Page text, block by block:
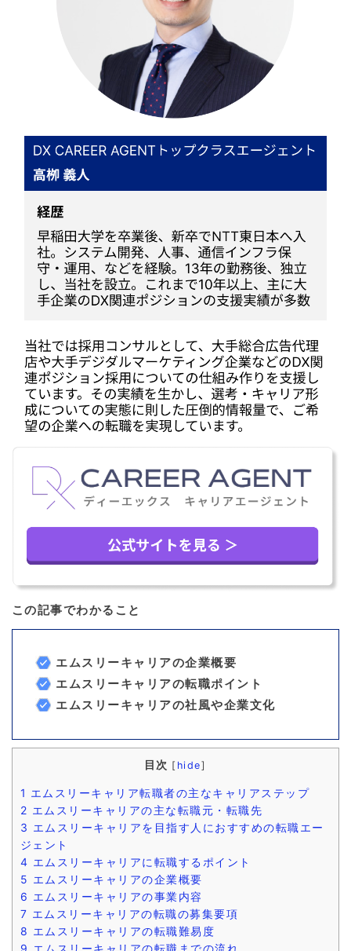
この記事でわかること
エムスリーキャリアの企業概要
エムスリーキャリアの転職ポイント
エムスリーキャリアの社風や企業文化
目次 [ hide]
1 エムスリーキャリア転職者の主なキャリアステップ
2 エムスリーキャリアの主な転職元・転職先
3 エムスリーキャリアを目指す人におすすめの転職エー
ジェント
4 エムスリーキャリアに転職するポイント
5 エムスリーキャリアの企業概要
6 エムスリーキャリアの事業内容
7 エムスリーキャリアの転職の募集要項
8 エムスリーキャリアの転職難易度